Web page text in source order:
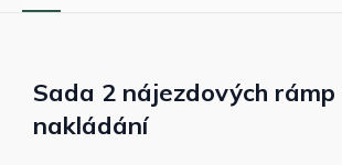
Sada 2 nájezdových
nakládání